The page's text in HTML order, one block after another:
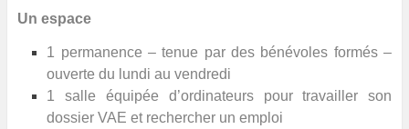
Un espace
1 permanence – tenue par des bénévoles formés –
ouverte du lundi au vendredi
1 salle équipée d’ordinateurs pour travailler son
dossier VAE et rechercher un emploi